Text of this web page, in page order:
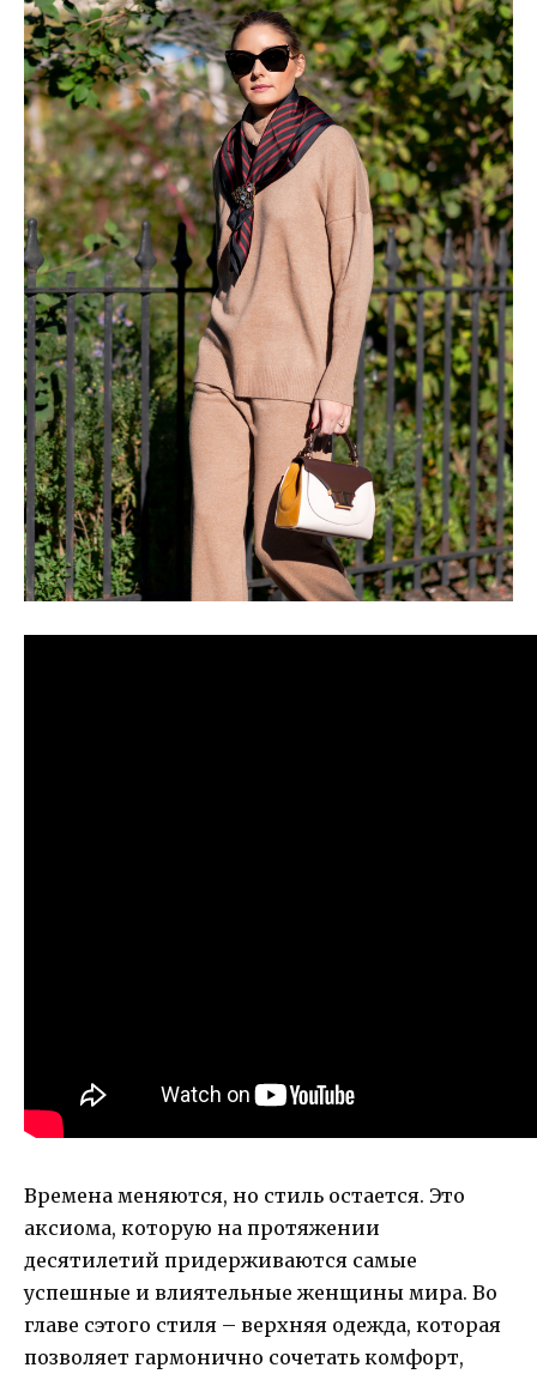
Времена меняются, но стиль остается. Это
аксиома, которую на протяжении
десятилетий придерживаются самые
успешные и влиятельные женщины мира. Во
главе сэтого стиля – верхняя одежда, которая
позволяет гармонично сочетать комфорт,